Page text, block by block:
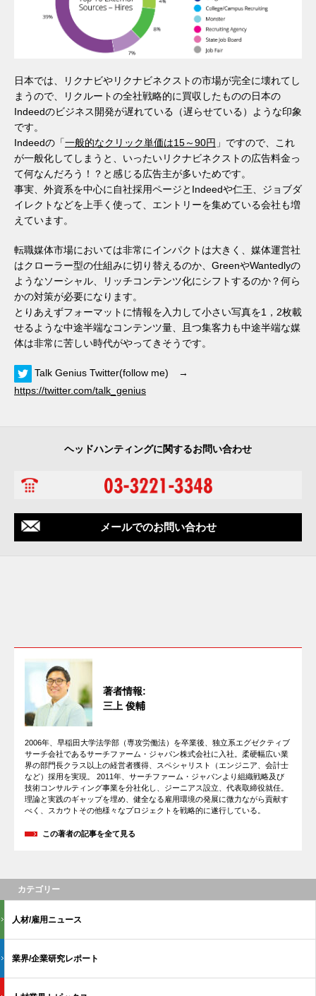
日本では、リクナビやリクナビネクストの市場が完全に壊れてし
まうので、リクルートの全社戦略的に買収したものの日本の
Indeedのビジネス開発が遅れている（遅らせている）ような印象
です。
Indeedの「一般的なクリック単価は15～90円 」ですので、これ
が一般化してしまうと、いったいリクナビネクストの広告料金っ
て何なんだろう！？と感じる広告主が多いためです。
事実、外資系を中心に自社採用ページとIndeedや仁王、ジョブダ
イレクトなどを上手く使って、エントリーを集めている会社も増
えています。
転職媒体市場においては非常にインパクトは大きく、媒体運営社
はクローラー型の仕組みに切り替えるのか、GreenやWantedlyの
ようなソーシャル、リッチコンテンツ化にシフトするのか？何ら
かの対策が必要になります。
とりあえずフォーマットに情報を入力して小さい写真を1，2枚載
せるような中途半端なコンテンツ量、且つ集客力も中途半端な媒
体は非常に苦しい時代がやってきそうです。
Talk Genius Twitter(follow me) →
https://twitter.com/talk_genius
ヘッドハンティングに関するお問い合わせ
メールでのお問い合わせ
著者情報:
三上 俊輔
2006年、早稲田大学法学部（専攻労働法）を卒業後、独立系エグゼクティブ
サーチ会社であるサーチファーム・ジャパン株式会社に入社。柔硬幅広い業
界の部門長クラス以上の経営者獲得、スペシャリスト（エンジニア、会計士
など）採用を実現。 2011年、サーチファーム・ジャパンより組織戦略及び
技術コンサルティング事業を分社化し、ジーニアス設立、代表取締役就任。
理論と実践のギャップを埋め、健全なる雇用環境の発展に微力ながら貢献す
べく、スカウトその他様々なプロジェクトを戦略的に遂行している。
この著者の記事を全て見る
カテゴリー
人材/雇用ニュース
業界/企業研究レポート